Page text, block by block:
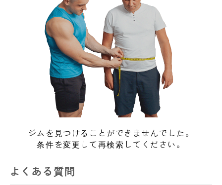
ジムを見つけることができませんでした。
条件を変更して再検索してください。
よくある質問